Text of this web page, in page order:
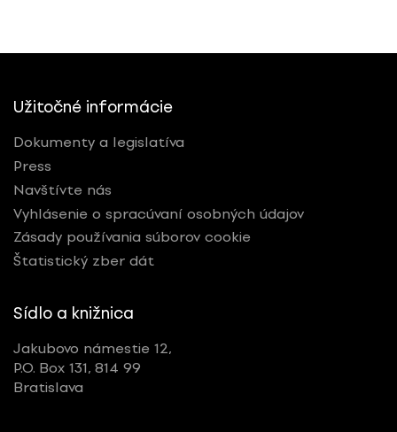
Užitočné informácie
Dokumenty a legislatíva
Press
Navštívte nás
Vyhlásenie o spracúvaní osobných údajov
Zásady používania súborov cookie
Štatistický zber dát
Sídlo a knižnica
Jakubovo námestie 12,
P.O. Box 131, 814 99
Bratislava